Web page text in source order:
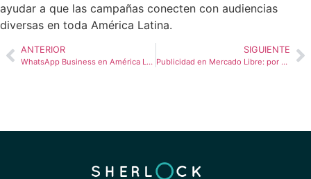
ayudar a que las campañas conecten con audiencias
diversas en toda América Latina.
ANTERIOR
WhatsApp Business en América Latina y la transición de TikTok a WhatsApp
SIGUIENTE
Publicidad en Mercado Libre: por qué las marcas deberían tratarla como medios minoristas